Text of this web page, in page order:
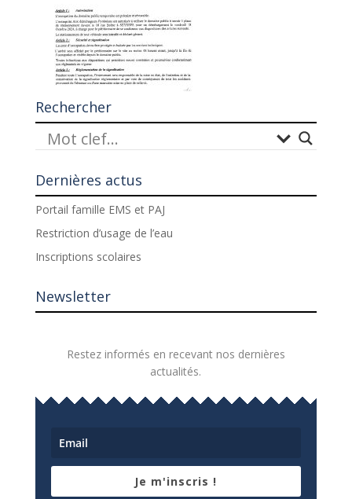
Rechercher
Dernières actus
Portail famille EMS et PAJ
Restriction d’usage de l’eau
Inscriptions scolaires
Newsletter
Restez informés en recevant nos dernières
actualités.
Je m'inscris !